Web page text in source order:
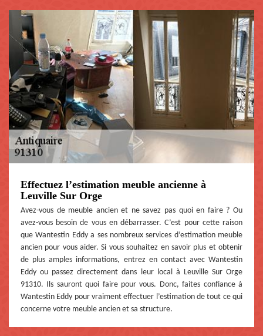
Effectuez l’estimation meuble ancienne à
Leuville Sur Orge
Avez-vous de meuble ancien et ne savez pas quoi en faire ? Ou
avez-vous besoin de vous en débarrasser. C’est pour cette raison
que Wantestin Eddy a ses nombreux services d’estimation meuble
ancien pour vous aider. Si vous souhaitez en savoir plus et obtenir
de plus amples informations, entrez en contact avec Wantestin
Eddy ou passez directement dans leur local à Leuville Sur Orge
91310. Ils sauront quoi faire pour vous. Donc, faites confiance à
Wantestin Eddy pour vraiment effectuer l’estimation de tout ce qui
concerne votre meuble ancien et sa structure.